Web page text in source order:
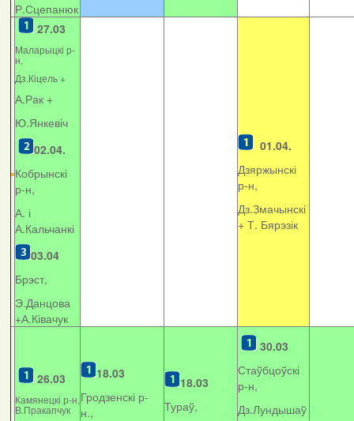
Р.Сцепанюк
27.03
Маларыцкі р-
н,
Дз.Кіцель +
А.Рак +
Ю.Янкевіч
02.04.
Кобрынскі
р-н,
А. і
А.Кальчанкі
03.04
Брэст,
Э.Данцова
+А.Ківачук
01.04.
Дзяржынскі
р-н,
Дз.Змачынскі
+ Т. Бярэзік
26.03
Камянецкі р-н,
В.Пракапчук
18.03
Гродзенскі р-
н.,
18.03
Тураў,
30.03
Стаўбцоўскі
р-н,
Дз.Лундышаў